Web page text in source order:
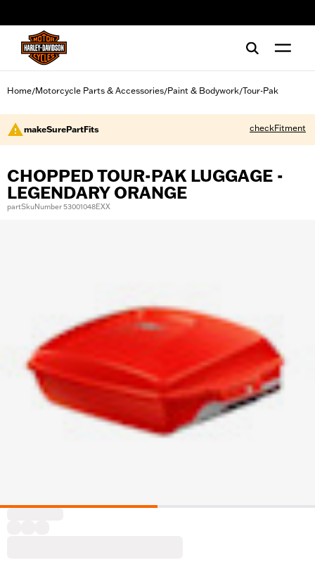
Home/Motorcycle Parts & Accessories/Paint & Bodywork/Tour-Pak
makeSurePartFits checkFitment
CHOPPED TOUR-PAK LUGGAGE -
LEGENDARY ORANGE
partSkuNumber 53001048EXX